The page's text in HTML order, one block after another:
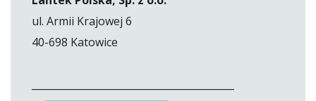
ul. Armii Krajowej 6
40-698 Katowice